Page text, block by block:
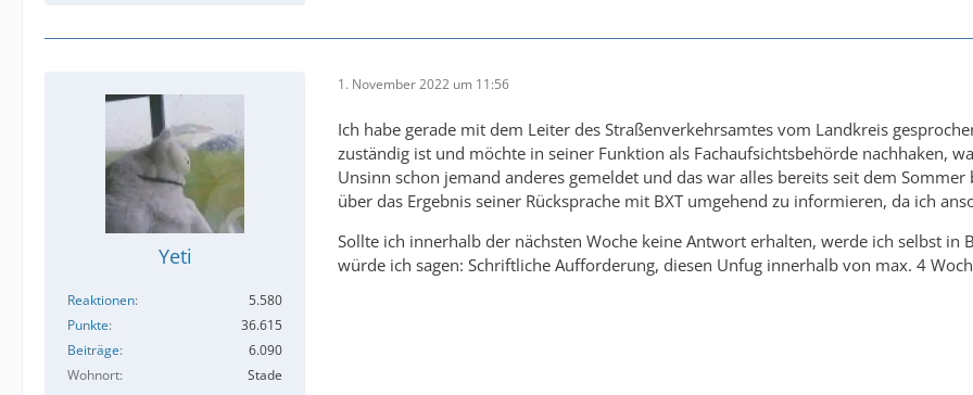
Yeti
Reaktionen
5.580
Punkte
36.615
Beiträge
6.090
Wohnort
Stade
1. November 2022 um 11:56
Ich habe gerade mit dem Leiter des Straßenverkehrsamtes vom Landkreis
zuständig ist und möchte in seiner Funktion als Fachaufsichtsbehörde nachhaken,
Unsinn schon jemand anderes gemeldet und das war alles bereits seit dem
über das Ergebnis seiner Rücksprache mit BXT umgehend zu informieren, da ich
Sollte ich innerhalb der nächsten Woche keine Antwort erhalten, werde ich selbst
würde ich sagen: Schriftliche Aufforderung, diesen Unfug innerhalb von max. 4